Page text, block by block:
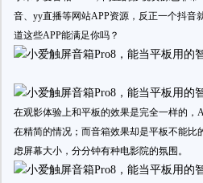
音、yy直播等网站APP资源，反正一个抖音
道这些APP能满足你吗？
在观影体验上和平板的效果是完全一样的，
在精简的情况；而音箱效果却是平板不能比
虑屏幕大小，分分钟有种电影院的氛围。